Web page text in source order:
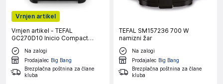
Vrnjen artikel
Vrnjen artikel - TEFAL
GC270D10 Inicio Compact
opekač
Na zalogi
Prodajalec Big Bang
Brezplačna poštnina za člane
kluba
TEFAL SM157236 700 W
namizni žar
Na zalogi
Prodajalec Big Bang
Brezplačna poštnina za člane
kluba